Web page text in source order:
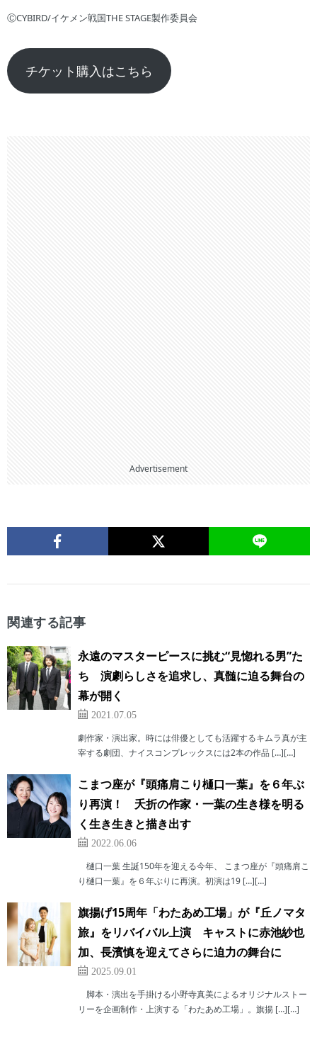
ⒸCYBIRD/イケメン戦国THE STAGE製作委員会
チケット購入はこちら
Advertisement
関連する記事
永遠のマスターピースに挑む“見惚れる男”た
ち 演劇らしさを追求し、真髄に迫る舞台の
幕が開く
2021.07.05
劇作家・演出家。時には俳優としても活躍するキムラ真が主
宰する劇団、ナイスコンプレックスには2本の作品 […][…]
こまつ座が『頭痛肩こり樋口一葉』を６年ぶ
り再演！ 夭折の作家・一葉の生き様を明る
く生き生きと描き出す
2022.06.06
樋口一葉 生誕150年を迎える今年、 こまつ座が『頭痛肩こ
り樋口一葉』を６年ぶりに再演。初演は19 […][…]
旗揚げ15周年「わたあめ工場」が『丘ノマタ
旅』をリバイバル上演 キャストに赤池紗也
加、長濱慎を迎えてさらに迫力の舞台に
2025.09.01
脚本・演出を手掛ける小野寺真美によるオリジナルストー
リーを企画制作・上演する「わたあめ工場」。旗揚 […][…]